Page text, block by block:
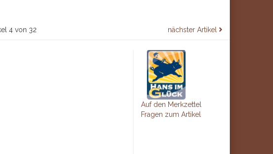
4 von 32 nächster Artikel
Auf den Merkzettel
Fragen zum Artikel